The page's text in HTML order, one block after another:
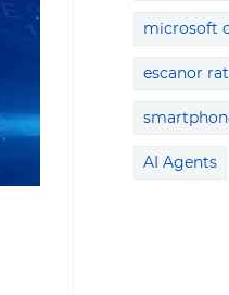
microsoft
escanor rat
AI Agents